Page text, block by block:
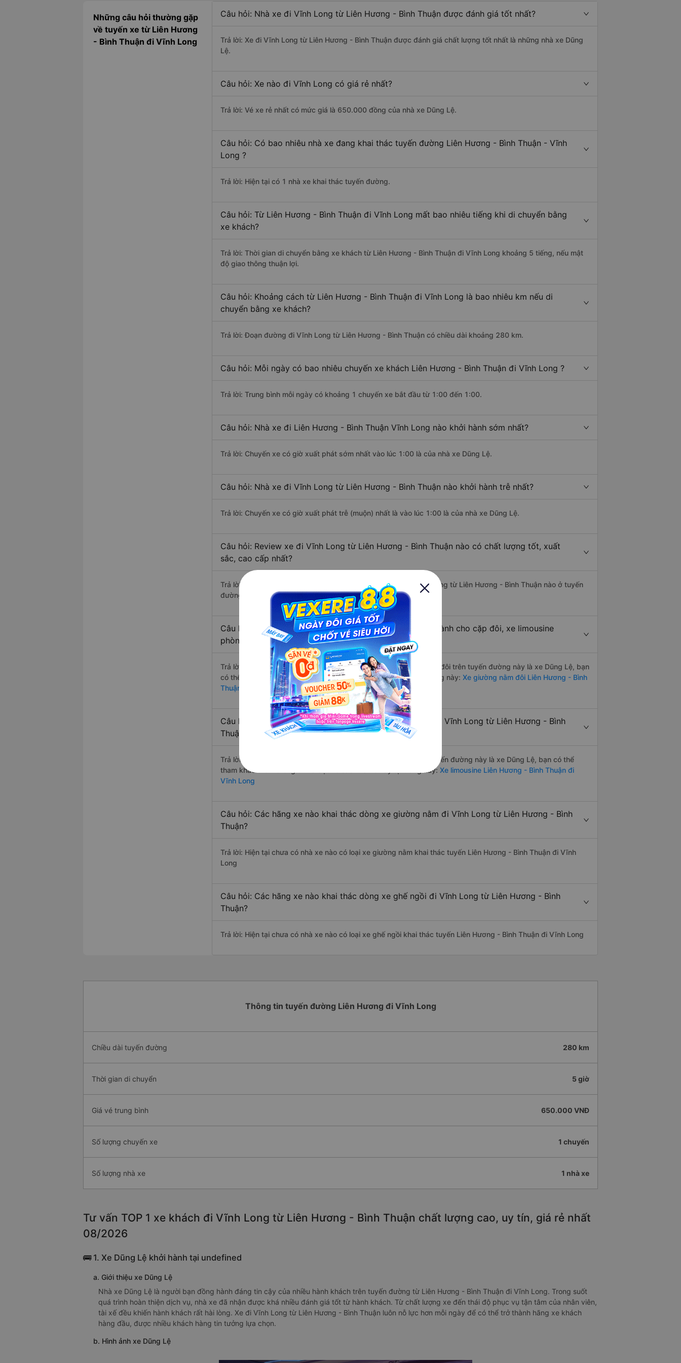
Những câu hỏi thường gặp
về tuyến xe từ Liên Hương
- Bình Thuận đi Vĩnh Long
Câu hỏi: Nhà xe đi Vĩnh Long từ Liên Hương - Bình Thuận được đánh giá tốt nhất?
Trả lời: Xe đi Vĩnh Long từ Liên Hương - Bình Thuận được đánh giá chất lượng tốt nhất là những nhà xe Dũng
Lệ.
Câu hỏi: Xe nào đi Vĩnh Long có giá rẻ nhất?
Trả lời: Vé xe rẻ nhất có mức giá là 650.000 đồng của nhà xe Dũng Lệ.
Câu hỏi: Có bao nhiêu nhà xe đang khai thác tuyến đường Liên Hương - Bình Thuận - Vĩnh
Long ?
Trả lời: Hiện tại có 1 nhà xe khai thác tuyến đường.
Câu hỏi: Từ Liên Hương - Bình Thuận đi Vĩnh Long mất bao nhiêu tiếng khi di chuyển bằng
xe khách?
Trả lời: Thời gian di chuyển bằng xe khách từ Liên Hương - Bình Thuận đi Vĩnh Long khoảng 5 tiếng, nếu mật
độ giao thông thuận lợi.
Câu hỏi: Khoảng cách từ Liên Hương - Bình Thuận đi Vĩnh Long là bao nhiêu km nếu di
chuyển bằng xe khách?
Trả lời: Đoạn đường đi Vĩnh Long từ Liên Hương - Bình Thuận có chiều dài khoảng 280 km.
Câu hỏi: Mỗi ngày có bao nhiêu chuyến xe khách Liên Hương - Bình Thuận đi Vĩnh Long ?
Trả lời: Trung bình mỗi ngày có khoảng 1 chuyến xe bắt đầu từ 1:00 đến 1:00.
Câu hỏi: Nhà xe đi Liên Hương - Bình Thuận Vĩnh Long nào khởi hành sớm nhất?
Trả lời: Chuyến xe có giờ xuất phát sớm nhất vào lúc 1:00 là của nhà xe Dũng Lệ.
Câu hỏi: Nhà xe đi Vĩnh Long từ Liên Hương - Bình Thuận nào khởi hành trễ nhất?
Trả lời: Chuyến xe có giờ xuất phát trễ (muộn) nhất là vào lúc 1:00 là của nhà xe Dũng Lệ.
Câu hỏi: Review xe đi Vĩnh Long từ Liên Hương - Bình Thuận nào có chất lượng tốt, xuất
sắc, cao cấp nhất?
Trả lời: Tạm thời chưa đủ review để đánh giá có nhà xe đi Vĩnh Long từ Liên Hương - Bình Thuận nào ở tuyến
đường này có chất lượng xuất sắc.
Câu hỏi: Có loại xe Liên Hương - Bình Thuận Vĩnh Long dành cho cặp đôi, xe limousine
phòng đôi không?
Trả lời: Hiện tại có 1 hãng xe khai thác dòng xe Limousine giường đôi trên tuyến đường này là xe Dũng Lệ, bạn
có thể tham khảo thêm thông tin và đặt vé các nhà xe này tại trang này: Xe giường nằm đôi Liên Hương - Bình
Thuận đi Vĩnh Long
Câu hỏi: Các hãng xe nào khai thác dòng xe Limousine đi Vĩnh Long từ Liên Hương - Bình
Thuận?
Trả lời: Hiện tại có 1 hãng xe khai thác dòng xe Limousine trên tuyến đường này là xe Dũng Lệ, bạn có thể
tham khảo thêm thông tin và đặt vé các nhà xe này tại trang này: Xe limousine Liên Hương - Bình Thuận đi
Vĩnh Long
Câu hỏi: Các hãng xe nào khai thác dòng xe giường nằm đi Vĩnh Long từ Liên Hương - Bình
Thuận?
Trả lời: Hiện tại chưa có nhà xe nào có loại xe giường nằm khai thác tuyến Liên Hương - Bình Thuận đi Vĩnh
Long
Câu hỏi: Các hãng xe nào khai thác dòng xe ghế ngồi đi Vĩnh Long từ Liên Hương - Bình
Thuận?
Trả lời: Hiện tại chưa có nhà xe nào có loại xe ghế ngồi khai thác tuyến Liên Hương - Bình Thuận đi Vĩnh Long
Thông tin tuyến đường Liên Hương đi Vĩnh Long
Chiều dài tuyến đường 280 km
Thời gian di chuyển 5 giờ
Giá vé trung bình 650.000 VNĐ
Số lượng chuyến xe 1 chuyến
Số lượng nhà xe 1 nhà xe
Tư vấn TOP 1 xe khách đi Vĩnh Long từ Liên Hương - Bình Thuận chất lượng cao, uy tín, giá rẻ nhất
08/2026
🚌 1. Xe Dũng Lệ khởi hành tại undefined
a. Giới thiệu xe Dũng Lệ
Nhà xe Dũng Lệ là người bạn đồng hành đáng tin cậy của nhiều hành khách trên tuyến đường từ Liên Hương - Bình Thuận đi Vĩnh Long. Trong suốt
quá trình hoàn thiện dịch vụ, nhà xe đã nhận được khá nhiều đánh giá tốt từ hành khách. Từ chất lượng xe đến thái độ phục vụ tận tâm của nhân viên,
tài xế đều khiến hành khách rất hài lòng. Xe đi Vĩnh Long từ Liên Hương - Bình Thuận luôn nỗ lực hơn mỗi ngày để có thể trở thành hãng xe khách
hàng đầu, được nhiều khách hàng tin tưởng lựa chọn.
b. Hình ảnh xe Dũng Lệ